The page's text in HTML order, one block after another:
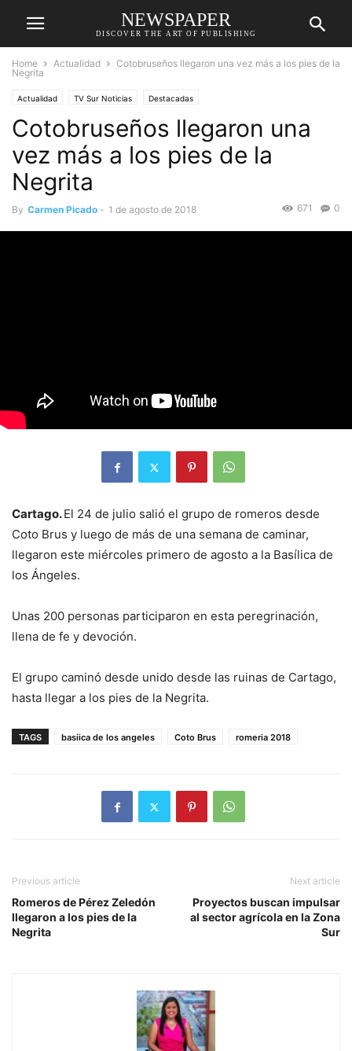
NEWSPAPER
DISCOVER THE ART OF PUBLISHING
Home Actualidad
Cotobruseños llegaron una vez más a los pies de la
Negrita
Actualidad TV Sur Noticias Destacadas
Cotobruseños llegaron una
vez más a los pies de la
Negrita
By Carmen Picado - 1 de agosto de 2018 0
671
Cartago.El 24 de julio salió el grupo de romeros desde
Coto Brus y luego de más de una semana de caminar,
llegaron este miércoles primero de agosto a la Basílica de
los Ángeles.
Unas 200 personas participaron en esta peregrinación,
llena de fe y devoción.
El grupo caminó desde unido desde las ruinas de Cartago,
hasta llegar a los pies de la Negrita.
TAGS basiica de los angeles Coto Brus romeria 2018
Previous article
Romeros de Pérez Zeledón
llegaron a los pies de la
Negrita
Next article
Proyectos buscan impulsar
al sector agrícola en la Zona
Sur